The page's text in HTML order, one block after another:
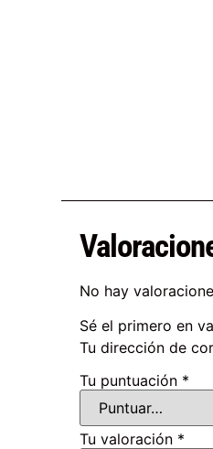
No hay
Sé el primero en
Tu dirección de
Tu puntuación *
Tu valoración *